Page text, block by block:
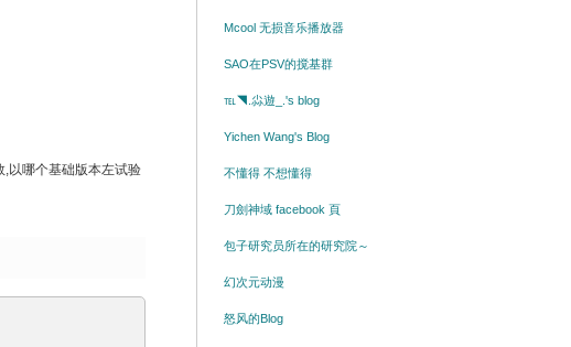
以哪个基础版本左试验
Mcool 无损音乐播放器
SAO在PSV的搅基群
℡◥.尛遊_.'s blog
Yichen Wang's Blog
不懂得 不想懂得
刀劍神域 facebook 頁
包子研究员所在的研究院～
幻次元动漫
怒风的Blog